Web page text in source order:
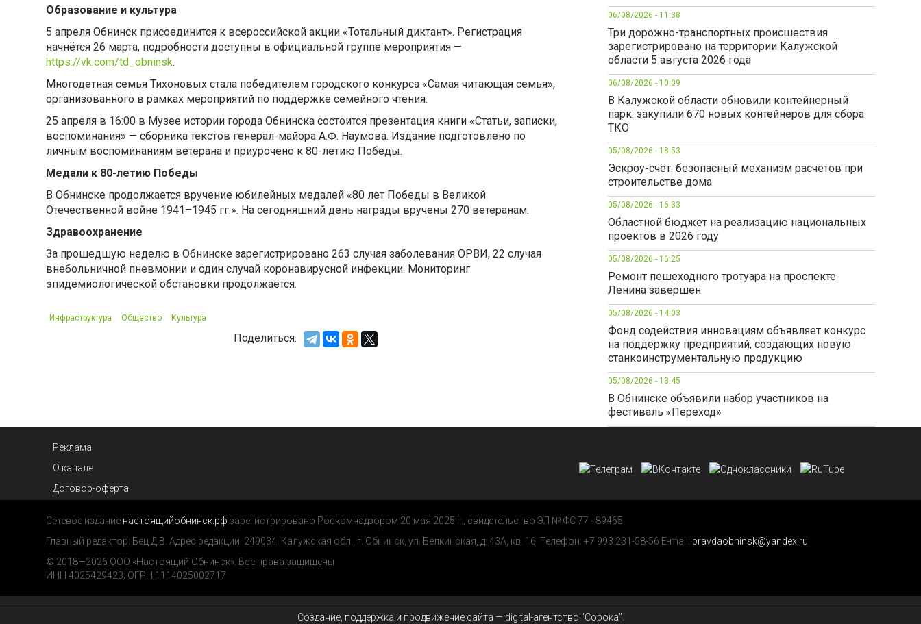
06/08/2026 - 11:38
Три дорожно-транспортных происшествия
зарегистрировано на территории Калужской
области 5 августа 2026 года
06/08/2026 - 10:09
В Калужской области обновили контейнерный
парк: закупили 670 новых контейнеров для сбора
ТКО
05/08/2026 - 18:53
Эскроу-счёт: безопасный механизм расчётов при
строительстве дома
05/08/2026 - 16:33
Областной бюджет на реализацию национальных
проектов в 2026 году
05/08/2026 - 16:25
Ремонт пешеходного тротуара на проспекте
Ленина завершен
05/08/2026 - 14:03
Фонд содействия инновациям объявляет конкурс
на поддержку предприятий, создающих новую
станкоинструментальную продукцию
05/08/2026 - 13:45
В Обнинске объявили набор участников на
фестиваль «Переход»
Образование и культура
5 апреля Обнинск присоединится к всероссийской акции «Тотальный диктант». Регистрация
начнётся 26 марта, подробности доступны в официальной группе мероприятия —
https://vk.com/td_obninsk.
Многодетная семья Тихоновых стала победителем городского конкурса «Самая читающая семья»,
организованного в рамках мероприятий по поддержке семейного чтения.
25 апреля в 16:00 в Музее истории города Обнинска состоится презентация книги «Статьи, записки,
воспоминания» — сборника текстов генерал-майора А.Ф. Наумова. Издание подготовлено по
личным воспоминаниям ветерана и приурочено к 80-летию Победы.
Медали к 80-летию Победы
В Обнинске продолжается вручение юбилейных медалей «80 лет Победы в Великой
Отечественной войне 1941–1945 гг.». На сегодняшний день награды вручены 270 ветеранам.
Здравоохранение
За прошедшую неделю в Обнинске зарегистрировано 263 случая заболевания ОРВИ, 22 случая
внебольничной пневмонии и один случай коронавирусной инфекции. Мониторинг
эпидемиологической обстановки продолжается.
Инфраструктура Общество Культура
Поделиться:
Реклама
О канале
Договор-оферта
Сетевое издание настоящийобнинск.рф зарегистрировано Роскомнадзором 20 мая 2025 г., свидетельство ЭЛ № ФС 77 - 89465
Главный редактор: Бец Д.В. Адрес редакции: 249034, Калужская обл., г. Обнинск, ул. Белкинская, д. 43А, кв. 16. Телефон: +7 993 231-58-56 E-mail: pravdaobninsk@yandex.ru
© 2018—2026 ООО «Настоящий Обнинск». Все права защищены
ИНН 4025429423; ОГРН 1114025002717
Создание, поддержка и продвижение сайта — digital-агентство "Сорока"